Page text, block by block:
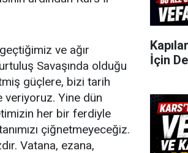
ve ağır
Savaşında olduğu
güçlere, bizi tarih
veriyoruz. Yine dün
her bir ferdiyle
çiğnetmeyeceğiz.
Vatana, ezana,
İçin